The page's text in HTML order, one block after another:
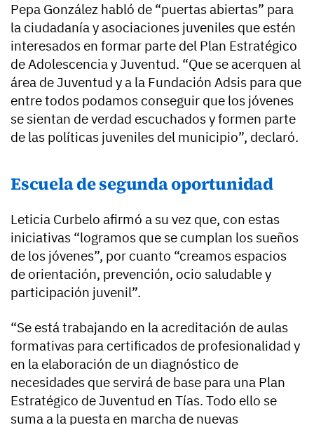
Pepa González habló de “puertas abiertas” para
la ciudadanía y asociaciones juveniles que estén
interesados en formar parte del Plan Estratégico
de Adolescencia y Juventud. “Que se acerquen al
área de Juventud y a la Fundación Adsis para que
entre todos podamos conseguir que los jóvenes
se sientan de verdad escuchados y formen parte
de las políticas juveniles del municipio”, declaró.
Escuela de segunda oportunidad
Leticia Curbelo afirmó a su vez que, con estas
iniciativas “logramos que se cumplan los sueños
de los jóvenes”, por cuanto “creamos espacios
de orientación, prevención, ocio saludable y
participación juvenil”.
“Se está trabajando en la acreditación de aulas
formativas para certificados de profesionalidad y
en la elaboración de un diagnóstico de
necesidades que servirá de base para una Plan
Estratégico de Juventud en Tías. Todo ello se
suma a la puesta en marcha de nuevas